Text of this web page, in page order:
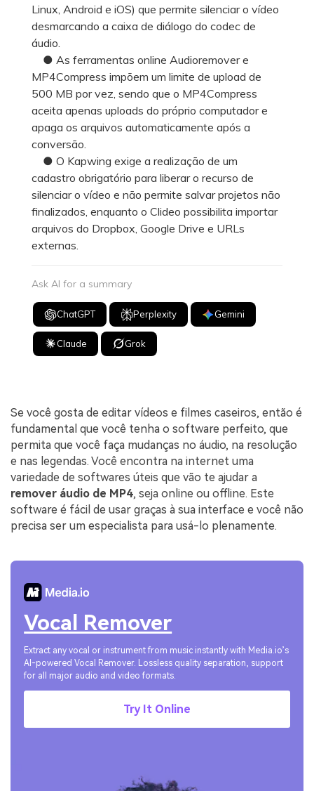
Linux, Android e iOS) que permite silenciar o vídeo
desmarcando a caixa de diálogo do codec de
áudio.
● As ferramentas online Audioremover e
MP4Compress impõem um limite de upload de
500 MB por vez, sendo que o MP4Compress
aceita apenas uploads do próprio computador e
apaga os arquivos automaticamente após a
conversão.
● O Kapwing exige a realização de um
cadastro obrigatório para liberar o recurso de
silenciar o vídeo e não permite salvar projetos não
finalizados, enquanto o Clideo possibilita importar
arquivos do Dropbox, Google Drive e URLs
externas.
Ask AI for a summary
ChatGPT Perplexity Gemini
Claude Grok
Se você gosta de editar vídeos e filmes caseiros, então é
fundamental que você tenha o software perfeito, que
permita que você faça mudanças no áudio, na resolução
e nas legendas. Você encontra na internet uma
variedade de softwares úteis que vão te ajudar a
remover áudio de MP4, seja online ou offline. Este
software é fácil de usar graças à sua interface e você não
precisa ser um especialista para usá-lo plenamente.
Vocal Remover
Extract any vocal or instrument from music instantly with Media.io’s
AI-powered Vocal Remover. Lossless quality separation, support
for all major audio and video formats.
Try It Online